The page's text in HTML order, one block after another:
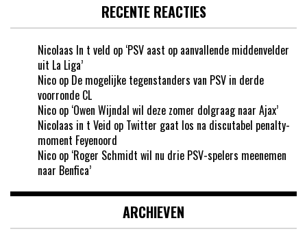
RECENTE REACTIES
Nicolaas In t veld op ‘PSV aast op aanvallende middenvelder
uit La Liga’
Nico op De mogelijke tegenstanders van PSV in derde
voorronde CL
Nico op ‘Owen Wijndal wil deze zomer dolgraag naar Ajax’
Nicolaas in t Veid op Twitter gaat los na discutabel penalty-
moment Feyenoord
Nico op ‘Roger Schmidt wil nu drie PSV-spelers meenemen
naar Benfica’
ARCHIEVEN